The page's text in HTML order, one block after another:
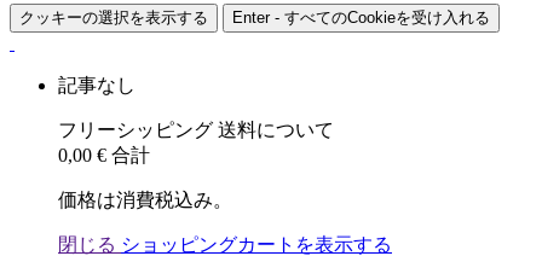
クッキーの選択を表示する Enter - すべてのCookieを受け入れる
記事なし
フリーシッピング 送料について
0,00 € 合計
価格は消費税込み。
閉じる ショッピングカートを表示する